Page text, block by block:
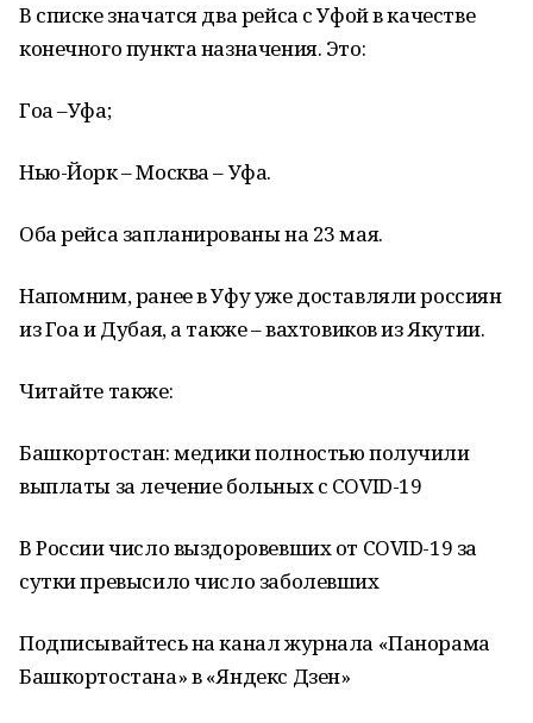
В списке значатся два рейса с Уфой в качестве
конечного пункта назначения. Это:
Гоа –Уфа;
Нью-Йорк – Москва – Уфа.
Оба рейса запланированы на 23 мая.
Напомним, ранее в Уфу уже доставляли россиян
из Гоа и Дубая, а также – вахтовиков из Якутии.
Читайте также:
Башкортостан: медики полностью получили
выплаты за лечение больных с COVID-19
В России число выздоровевших от COVID-19 за
сутки превысило число заболевших
Подписывайтесь на канал журнала «Панорама
Башкортостана» в «Яндекс Дзен»